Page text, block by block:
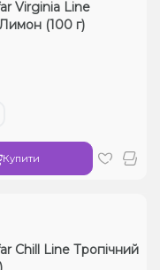
Virginia Line
(100 г)
Купити
Chill Line Тропічний